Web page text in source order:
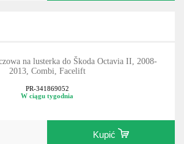
na lusterka do Škoda Octavia II, 2008-
2013, Combi, Facelift
PR-341869052
W ciągu tygodnia
Kupić